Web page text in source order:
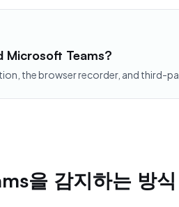
Microsoft Teams?
the browser recorder, and third-
을 감지하는 방식